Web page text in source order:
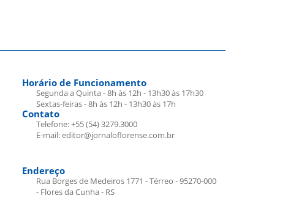
Horário de Funcionamento
Segunda a Quinta - 8h às 12h - 13h30 às 17h30
Sextas-feiras - 8h às 12h - 13h30 às 17h
Contato
Telefone: +55 (54) 3279.3000
E-mail: editor@jornaloflorense.com.br
Endereço
Rua Borges de Medeiros 1771 - Térreo - 95270-000
- Flores da Cunha - RS